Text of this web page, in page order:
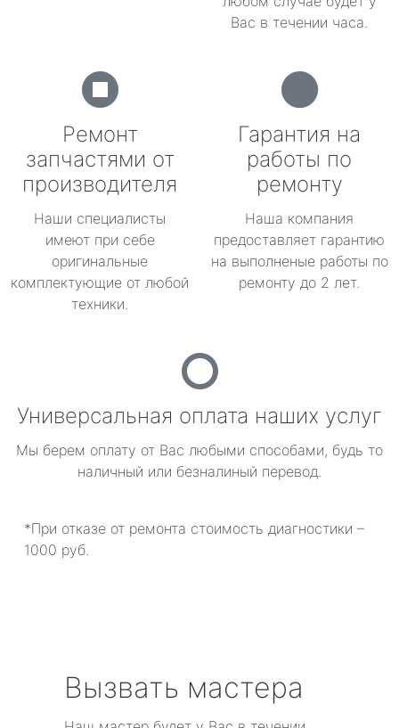
Вас в течении часа.
Ремонт
запчастями от
производителя
Наши специалисты
имеют при себе
оригинальные
комплектующие от любой
техники.
Гарантия на
работы по
ремонту
Наша компания
предоставляет гарантию
на выполненые работы по
ремонту до 2 лет.
Универсальная оплата наших услуг
Мы берем оплату от Вас любыми способами, будь то
наличный или безналиный перевод.
*При отказе от ремонта стоимость диагностики –
1000 руб.
Вызвать мастера